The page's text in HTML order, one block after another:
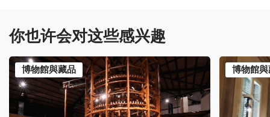
你也许会对这些感兴趣
博物館與藏品 博物館